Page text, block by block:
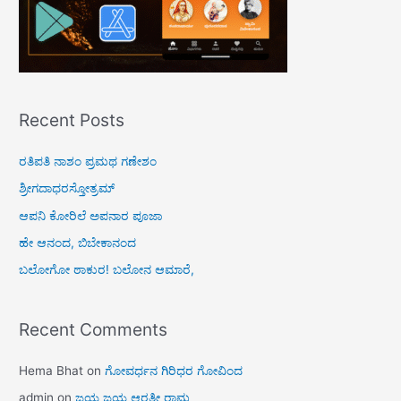
Recent Posts
ರತಿಪತಿ ನಾಶಂ ಪ್ರಮಥ ಗಣೇಶಂ
ಶ್ರೀಗದಾಧರಸ್ತೋತ್ರಮ್
ಆಪನಿ ಕೋರಿಲೆ ಅಪನಾರ ಪೂಜಾ
ಹೇ ಆನಂದ, ಬಿಬೇಕಾನಂದ
ಬಲೋಗೋ ಠಾಕುರ! ಬಲೋನ ಆಮಾರೆ,
Recent Comments
Hema Bhat onಗೋವರ್ಧನ ಗಿರಿಧರ ಗೋವಿಂದ
admin onಜಯ ಜಯ ಆರತೀ ರಾಮ